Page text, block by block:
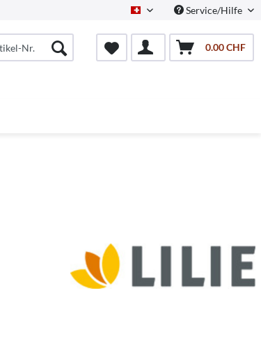
Schweiz/DeutschService/Hilfe
0.00 CHF